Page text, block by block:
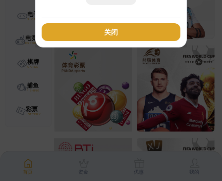
电子
电竞
棋牌
捕鱼
彩票
首页 资金 优惠 我的
关闭